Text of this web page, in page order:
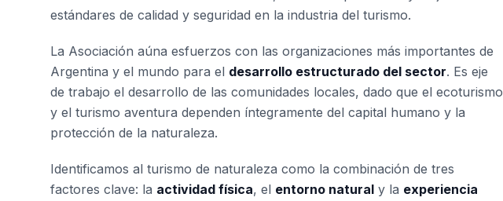
estándares de calidad y seguridad en la industria del turismo.
La Asociación aúna esfuerzos con las organizaciones más importantes de
Argentina y el mundo para el desarrollo estructurado del sector. Es eje
de trabajo el desarrollo de las comunidades locales, dado que el ecoturismo
y el turismo aventura dependen íntegramente del capital humano y la
protección de la naturaleza.
Identificamos al turismo de naturaleza como la combinación de tres
factores clave: la actividad física, el entorno natural y la experiencia